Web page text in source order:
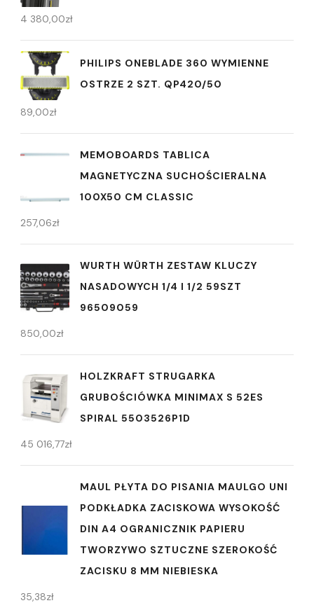
4 380,00zł
PHILIPS ONEBLADE 360 WYMIENNE
OSTRZE 2 SZT. QP420/50
89,00zł
MEMOBOARDS TABLICA
MAGNETYCZNA SUCHOŚCIERALNA
100X50 CM CLASSIC
257,06zł
WURTH WÜRTH ZESTAW KLUCZY
NASADOWYCH 1/4 I 1/2 59SZT
96509059
850,00zł
HOLZKRAFT STRUGARKA
GRUBOŚCIÓWKA MINIMAX S 52ES
SPIRAL 5503526P1D
45 016,77zł
MAUL PŁYTA DO PISANIA MAULGO UNI
PODKŁADKA ZACISKOWA WYSOKOŚĆ
DIN A4 OGRANICZNIK PAPIERU
TWORZYWO SZTUCZNE SZEROKOŚĆ
ZACISKU 8 MM NIEBIESKA
35,38zł